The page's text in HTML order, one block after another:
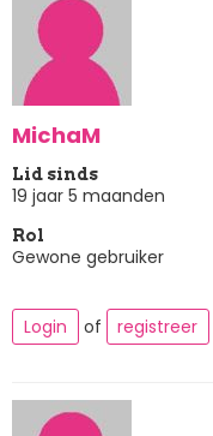
MichaM
Lid sinds
19 jaar 5 maanden
Rol
Gewone gebruiker
Login of registreer